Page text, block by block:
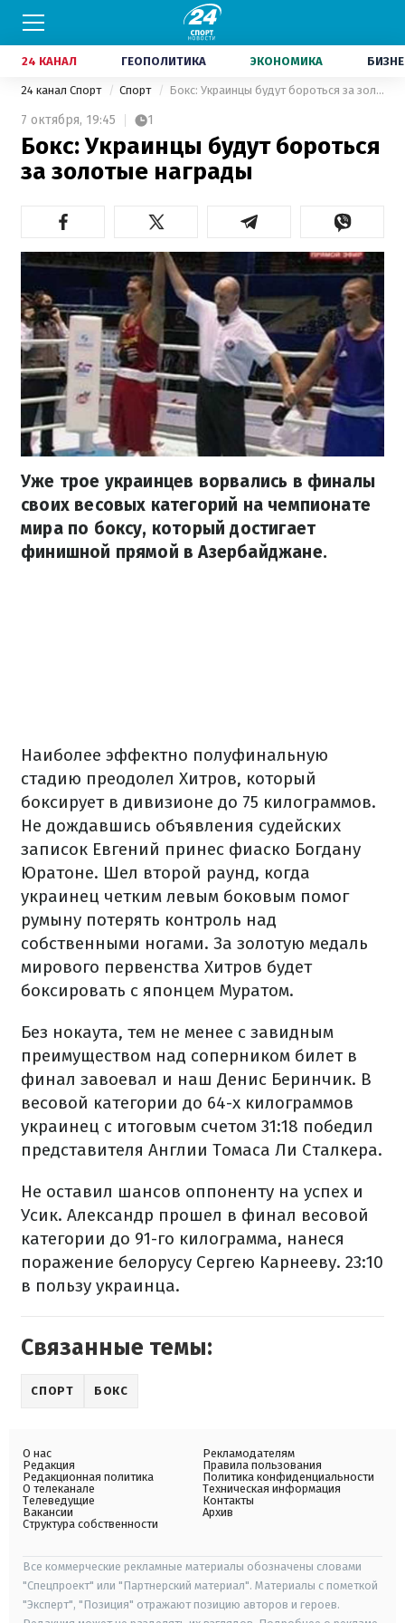
24 КАНАЛ ГЕОПОЛИТИКА ЭКОНОМИКА
24 канал Спорт Спорт Бокс: Украинцы будут бороться за золотые награды
7 октября, 19:45 1
Бокс: Украинцы будут бороться
за золотые награды
Уже трое украинцев ворвались в финалы
своих весовых категорий на чемпионате
мира по боксу, который достигает
финишной прямой в Азербайджане.
Наиболее эффектно полуфинальную
стадию преодолел Хитров, который
боксирует в дивизионе до 75 килограммов.
Не дождавшись объявления судейских
записок Евгений принес фиаско Богдану
Юратоне. Шел второй раунд, когда
украинец четким левым боковым помог
румыну потерять контроль над
собственными ногами. За золотую медаль
мирового первенства Хитров будет
боксировать с японцем Муратом.
Без нокаута, тем не менее с завидным
преимуществом над соперником билет в
финал завоевал и наш Денис Беринчик. В
весовой категории до 64-х килограммов
украинец с итоговым счетом 31:18 победил
представителя Англии Томаса Ли Сталкера.
Не оставил шансов оппоненту на успех и
Усик. Александр прошел в финал весовой
категории до 91-го килограмма, нанеся
поражение белорусу Сергею Карнееву. 23:10
в пользу украинца.
Связанные темы:
СПОРТ БОКС
О нас
Редакция
Редакционная политика
О телеканале
Телеведущие
Вакансии
Структура собственности
Рекламодателям
Правила пользования
Политика конфиденциальности
Техническая информация
Контакты
Архив
Все коммерческие рекламные материалы обозначены словами
"Спецпроект" или "Партнерский материал". Материалы с пометкой
"Эксперт", "Позиция" отражают позицию авторов и героев.